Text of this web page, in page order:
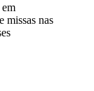
em
missas nas